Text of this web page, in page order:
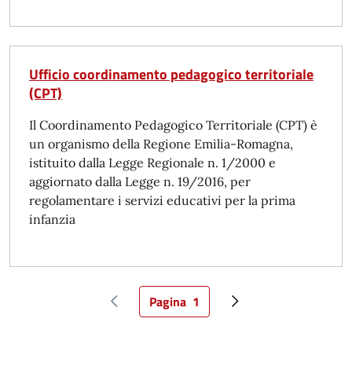
Ufficio coordinamento pedagogico territoriale
(CPT)
Il Coordinamento Pedagogico Territoriale (CPT) è
un organismo della Regione Emilia-Romagna,
istituito dalla Legge Regionale n. 1/2000 e
aggiornato dalla Legge n. 19/2016, per
regolamentare i servizi educativi per la prima
infanzia
Pagina precedente
Pagina attuale
Pagina 1 Pagina successiva